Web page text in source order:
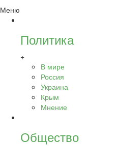
Меню
Политика
+
В мире
Россия
Украина
Крым
Мнение
Общество